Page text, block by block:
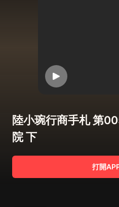
陸小琬行商手札 第
院 下
打開